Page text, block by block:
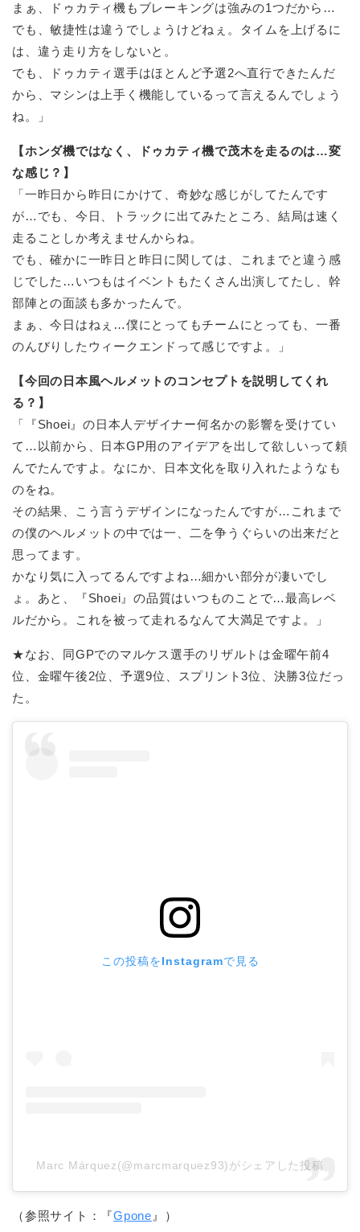
まぁ、ドゥカティ機もブレーキングは強みの1つだから…
でも、敏捷性は違うでしょうけどねぇ。タイムを上げるに
は、違う走り方をしないと。
でも、ドゥカティ選手はほとんど予選2へ直行できたんだ
から、マシンは上手く機能しているって言えるんでしょう
ね。」
【ホンダ機ではなく、ドゥカティ機で茂木を走るのは…変
な感じ？】
「一昨日から昨日にかけて、奇妙な感じがしてたんです
が…でも、今日、トラックに出てみたところ、結局は速く
走ることしか考えませんからね。
でも、確かに一昨日と昨日に関しては、これまでと違う感
じでした…いつもはイベントもたくさん出演してたし、幹
部陣との面談も多かったんで。
まぁ、今日はねぇ…僕にとってもチームにとっても、一番
のんびりしたウィークエンドって感じですよ。」
【今回の日本風ヘルメットのコンセプトを説明してくれ
る？】
「『Shoei』の日本人デザイナー何名かの影響を受けてい
て…以前から、日本GP用のアイデアを出して欲しいって頼
んでたんですよ。なにか、日本文化を取り入れたようなも
のをね。
その結果、こう言うデザインになったんですが…これまで
の僕のヘルメットの中では一、二を争うぐらいの出来だと
思ってます。
かなり気に入ってるんですよね…細かい部分が凄いでし
ょ。あと、『Shoei』の品質はいつものことで…最高レベ
ルだから。これを被って走れるなんて大満足ですよ。」
★なお、同GPでのマルケス選手のリザルトは金曜午前4
位、金曜午後2位、予選9位、スプリント3位、決勝3位だっ
た。
この投稿をInstagramで見る
Marc Márquez(@marcmarquez93)がシェアした投稿
（参照サイト：『Gpone 』）